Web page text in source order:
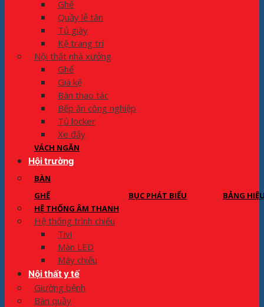
Ghế
Quầy lễ tân
Tủ giày
Kệ trang trí
Nội thất nhà xưởng
Ghế
Giá kệ
Bàn thao tác
Bếp ăn công nghiệp
Tủ locker
Xe đẩy
VÁCH NGĂN
Hội trường
BÀN
GHẾ
BỤC PHÁT BIỂU
BẢNG
HỆ THỐNG ÂM THANH
Hệ thống trình chiếu
Tivi
Màn LED
Máy chiếu
Nội thất y tế
Giường bệnh
Bàn quầy